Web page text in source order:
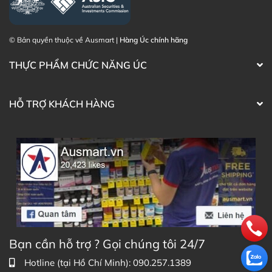
© Bản quyền thuộc về Ausmart | Hàng Úc chính hãng
THỰC PHẨM CHỨC NĂNG ÚC
HỖ TRỢ KHÁCH HÀNG
Bạn cần hỗ trợ ? Gọi chúng tôi 24/7
Hotline (tại Hồ Chí Minh): 090.257.1389